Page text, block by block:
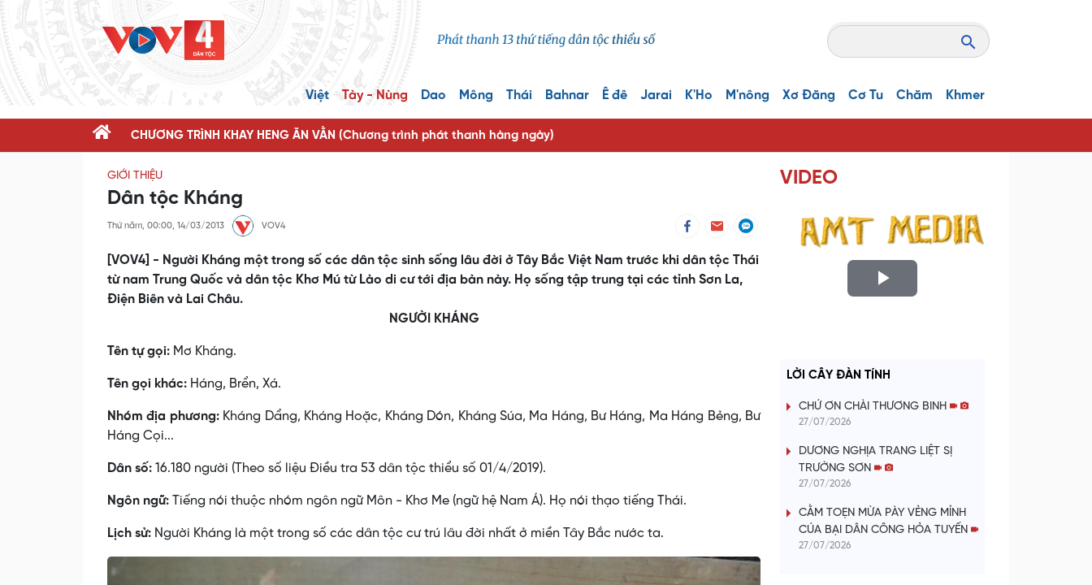
Việt Tày - Nùng Dao Mông Thái Bahnar Ê đê Jarai K'Ho M'nông Xơ Đăng Cơ Tu Chăm Khmer
CHƯƠNG TRÌNH KHAY HENG ĂN VẰN (Chương trình phát thanh hàng ngày)
GIỚI THIỆU
Dân tộc Kháng
Thứ năm, 00:00, 14/03/2013 VOV4
[VOV4] - Người Kháng một trong số các dân tộc sinh sống lâu đời ở Tây Bắc Việt Nam trước khi dân tộc Thái
từ nam Trung Quốc và dân tộc Khơ Mú từ Lào di cư tới địa bàn này. Họ sống tập trung tại các tỉnh Sơn La,
Điện Biên và Lai Châu.
NGƯỜI KHÁNG
Tên tự gọi: Mơ Kháng.
Tên gọi khác: Háng, Brển, Xá.
Nhóm địa phương: Kháng Dẩng, Kháng Hoặc, Kháng Dón, Kháng Súa, Ma Háng, Bư Háng, Ma Háng Bẻng, Bư
Háng Cọi...
Dân số: 16.180 người (Theo số liệu Điều tra 53 dân tộc thiểu số 01/4/2019).
Ngôn ngữ: Tiếng nói thuộc nhóm ngôn ngữ Môn - Khơ Me (ngữ hệ Nam Á). Họ nói thạo tiếng Thái.
Lịch sử: Người Kháng là một trong số các dân tộc cư trú lâu đời nhất ở miền Tây Bắc nước ta.
VIDEO
P
a
y
V
i
d
LỜI CÂY ĐÀN TÍNH
CHỨ ƠN CHÀI THƯƠNG BINH
27/07/2026
DƯƠNG NGHỊA TRANG LIỆT SỊ
TRƯỜNG SƠN
27/07/2026
CẰM TOẸN MỪA PÀY VẺNG MỈNH
CÚA BẠI DÂN CÔNG HỎA TUYẾN
27/07/2026